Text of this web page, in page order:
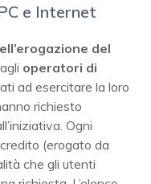
e Internet
del
operatori di
ad esercitare la loro
richiesto
Ogni
(erogato da
che gli utenti